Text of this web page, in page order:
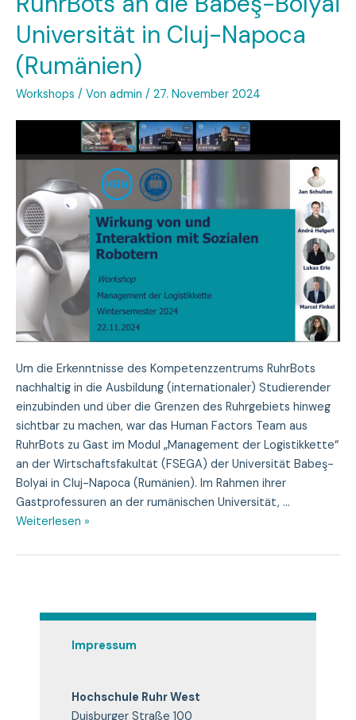
Konferenz
in
Lissabon
Universität in Cluj-Napoca
(Rumänien)
Workshops / Von admin / 27. November 2024
Um die Erkenntnisse des Kompetenzzentrums RuhrBots
nachhaltig in die Ausbildung (internationaler) Studierender
einzubinden und über die Grenzen des Ruhrgebiets hinweg
sichtbar zu machen, war das Human Factors Team aus
RuhrBots zu Gast im Modul „Management der Logistikkette“
an der Wirtschaftsfakultät (FSEGA) der Universität Babeş-
Bolyai in Cluj-Napoca (Rumänien). Im Rahmen ihrer
Gastprofessuren an der rumänischen Universität, …
Human
Team
Universität
Weiterlesen »
Impressum
Hochschule Ruhr West
Duisburger Straße 100